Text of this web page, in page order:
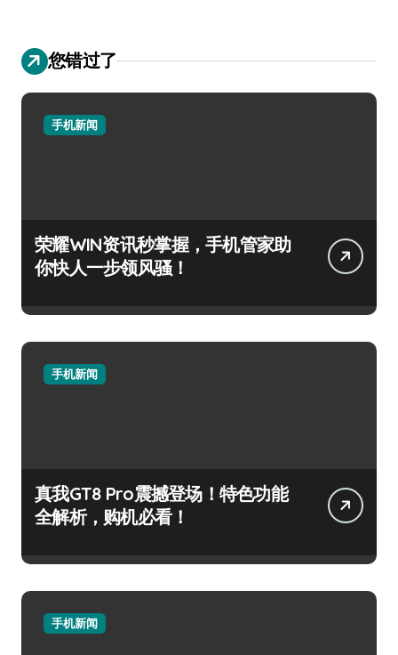
您错过了
手机新闻
荣耀WIN资讯秒掌握，手机管家助
你快人一步领风骚！
手机新闻
真我GT8 Pro震撼登场！特色功能
全解析，购机必看！
手机新闻